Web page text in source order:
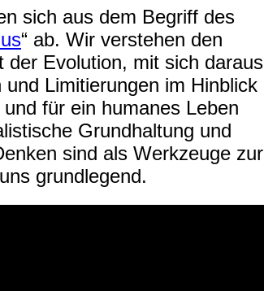
sich aus dem Begriff des
“ ab. Wir verstehen den
der Evolution, mit sich daraus
Limitierungen im Hinblick
für ein humanes Leben
Grundhaltung und
sind als Werkzeuge zur
grundlegend.